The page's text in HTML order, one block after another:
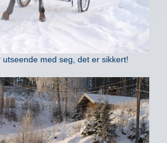
med seg, det er sikkert!